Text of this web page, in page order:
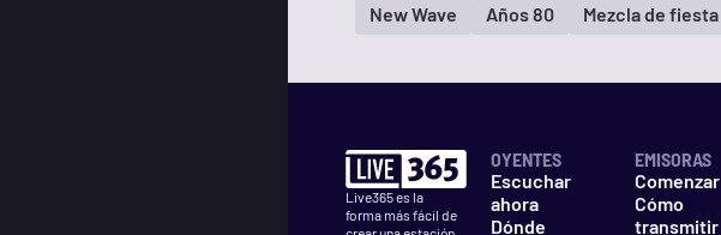
New Wave Años 80 Mezcla de fiesta
Live365 es la
forma más fácil de
OYENTES
Escuchar
ahora
Dónde
EMISORAS
Comenzar
Cómo
transmitir